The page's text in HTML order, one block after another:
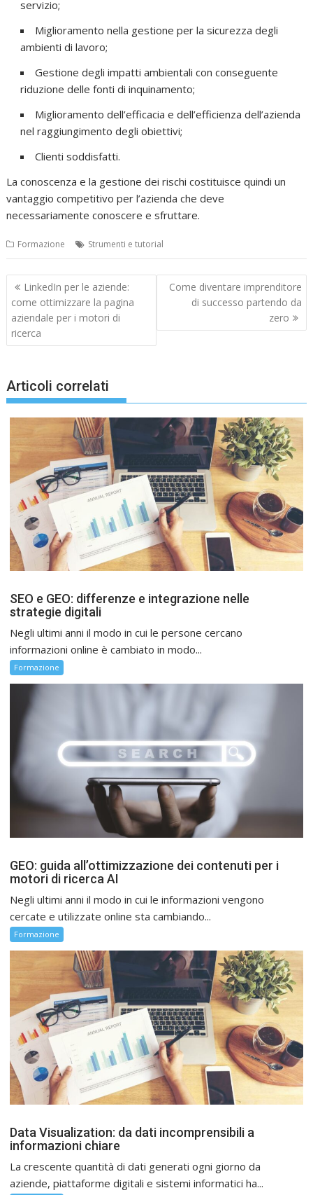
servizio;
Miglioramento nella gestione per la sicurezza degli
ambienti di lavoro;
Gestione degli impatti ambientali con conseguente
riduzione delle fonti di inquinamento;
Miglioramento dell’efficacia e dell’efficienza dell’azienda
nel raggiungimento degli obiettivi;
Clienti soddisfatti.
La conoscenza e la gestione dei rischi costituisce quindi un
vantaggio competitivo per l’azienda che deve
necessariamente conoscere e sfruttare.
Formazione Strumenti e tutorial
Navigazione
articoli
LinkedIn per le aziende:
come ottimizzare la pagina
aziendale per i motori di
ricerca
Come diventare imprenditore
di successo partendo da
zero
Articoli correlati
SEO e GEO: differenze e integrazione nelle
strategie digitali
Negli ultimi anni il modo in cui le persone cercano
informazioni online è cambiato in modo...
Formazione
GEO: guida all’ottimizzazione dei contenuti per i
motori di ricerca AI
Negli ultimi anni il modo in cui le informazioni vengono
cercate e utilizzate online sta cambiando...
Formazione
Data Visualization: da dati incomprensibili a
informazioni chiare
La crescente quantità di dati generati ogni giorno da
aziende, piattaforme digitali e sistemi informatici ha...